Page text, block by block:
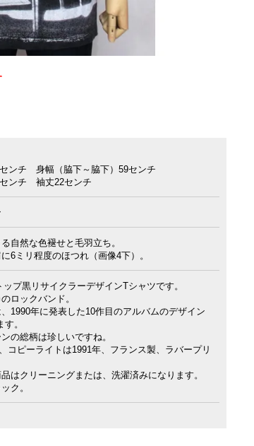
チ 身幅（脇下～脇下）59センチ
ンチ 袖丈22センチ
自然な色褪せと毛羽立ち。
6ミリ程度のほつれ（画像4下）。
プ黒リサイクラーデザインTシャツです。
ロックバンド。
1990年に発表した10作目のアルバムのデザイン
。
の総柄は珍しいですね。
コピーライトは1991年、フランス製、ラバープリ
はクリーニングまたは、洗濯済みになります。
ク。